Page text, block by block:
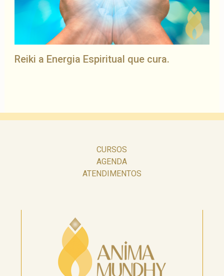
Reiki a Energia Espiritual que cura.
CURSOS
AGENDA
ATENDIMENTOS